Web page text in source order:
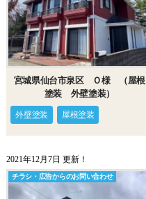
宮城県仙台市泉区 Ｏ様 （屋根
塗装 外壁塗装）
外壁塗装 屋根塗装
2021年12月7日 更新！
チラシ・広告からのお問い合わせ